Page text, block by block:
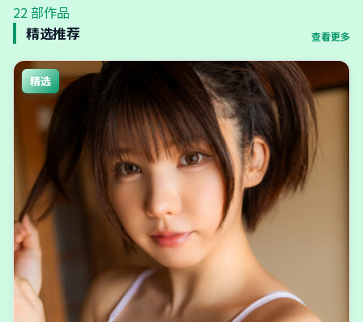
22 部作品
精选推荐
查看更多
精选